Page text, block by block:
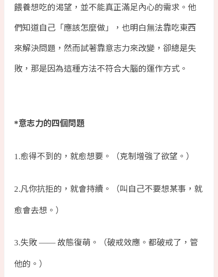
餵養想吃的渴望，並不能真正滿足內心的需求。他
們知道自己「應該怎麼做」，也明白無法靠吃東西
來解決問題，然而試著靠意志力來改變，卻總是失
敗，那是因為這種方法不符合大腦的運作方式。
*意志力的四個問題
1.愈得不到的，就愈想要。（克制增強了欲望。）
2.凡你抗拒的，就會持續。（叫自己不要想某事，就
愈會去想。）
3.失敗 —— 故態復萌。（破戒效應。都破戒了，管
他的。）